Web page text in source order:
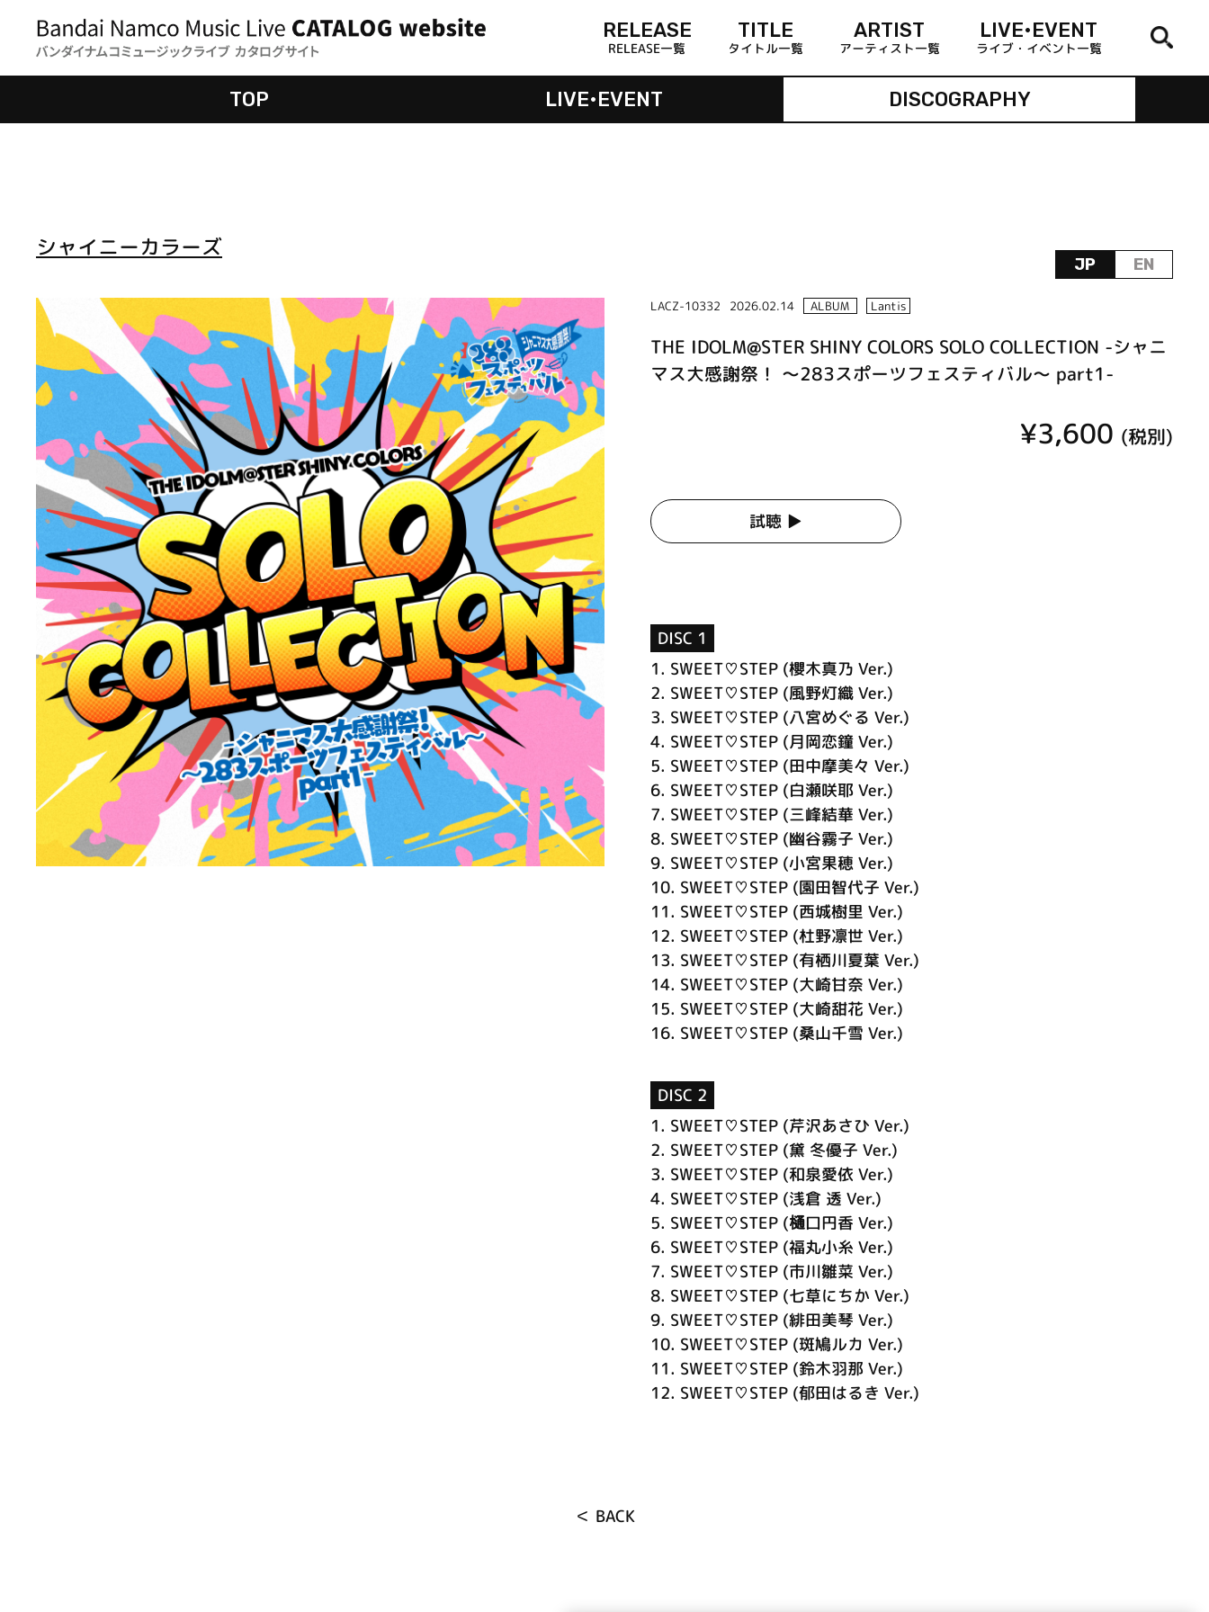
RELEASE
RELEASE一覧
TITLE
タイトル一覧
ARTIST
アーティスト一覧
LIVE•EVENT
ライブ・イベント一覧
TOP LIVE•EVENT DISCOGRAPHY
JP EN
シャイニーカラーズ
LACZ-10332 2026.02.14 ALBUM Lantis
THE IDOLM@STER SHINY COLORS SOLO COLLECTION -シャニ
マス大感謝祭！ ～283スポーツフェスティバル～ part1-
¥3,600 (税別)
試聴 ▶︎
DISC 1
1. SWEET♡STEP (櫻木真乃 Ver.)
2. SWEET♡STEP (風野灯織 Ver.)
3. SWEET♡STEP (八宮めぐる Ver.)
4. SWEET♡STEP (月岡恋鐘 Ver.)
5. SWEET♡STEP (田中摩美々 Ver.)
6. SWEET♡STEP (白瀬咲耶 Ver.)
7. SWEET♡STEP (三峰結華 Ver.)
8. SWEET♡STEP (幽谷霧子 Ver.)
9. SWEET♡STEP (小宮果穂 Ver.)
10. SWEET♡STEP (園田智代子 Ver.)
11. SWEET♡STEP (西城樹里 Ver.)
12. SWEET♡STEP (杜野凛世 Ver.)
13. SWEET♡STEP (有栖川夏葉 Ver.)
14. SWEET♡STEP (大崎甘奈 Ver.)
15. SWEET♡STEP (大崎甜花 Ver.)
16. SWEET♡STEP (桑山千雪 Ver.)
DISC 2
1. SWEET♡STEP (芹沢あさひ Ver.)
2. SWEET♡STEP (黛 冬優子 Ver.)
3. SWEET♡STEP (和泉愛依 Ver.)
4. SWEET♡STEP (浅倉 透 Ver.)
5. SWEET♡STEP (樋口円香 Ver.)
6. SWEET♡STEP (福丸小糸 Ver.)
7. SWEET♡STEP (市川雛菜 Ver.)
8. SWEET♡STEP (七草にちか Ver.)
9. SWEET♡STEP (緋田美琴 Ver.)
10. SWEET♡STEP (斑鳩ルカ Ver.)
11. SWEET♡STEP (鈴木羽那 Ver.)
12. SWEET♡STEP (郁田はるき Ver.)
＜ BACK